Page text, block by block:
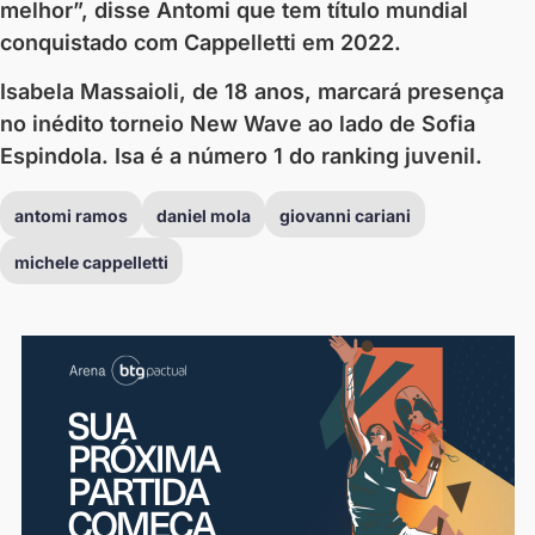
melhor”, disse Antomi que tem título mundial
conquistado com Cappelletti em 2022.
Isabela Massaioli, de 18 anos, marcará presença
no inédito torneio New Wave ao lado de Sofia
Espindola. Isa é a número 1 do ranking juvenil.
antomi ramos daniel mola giovanni cariani
michele cappelletti